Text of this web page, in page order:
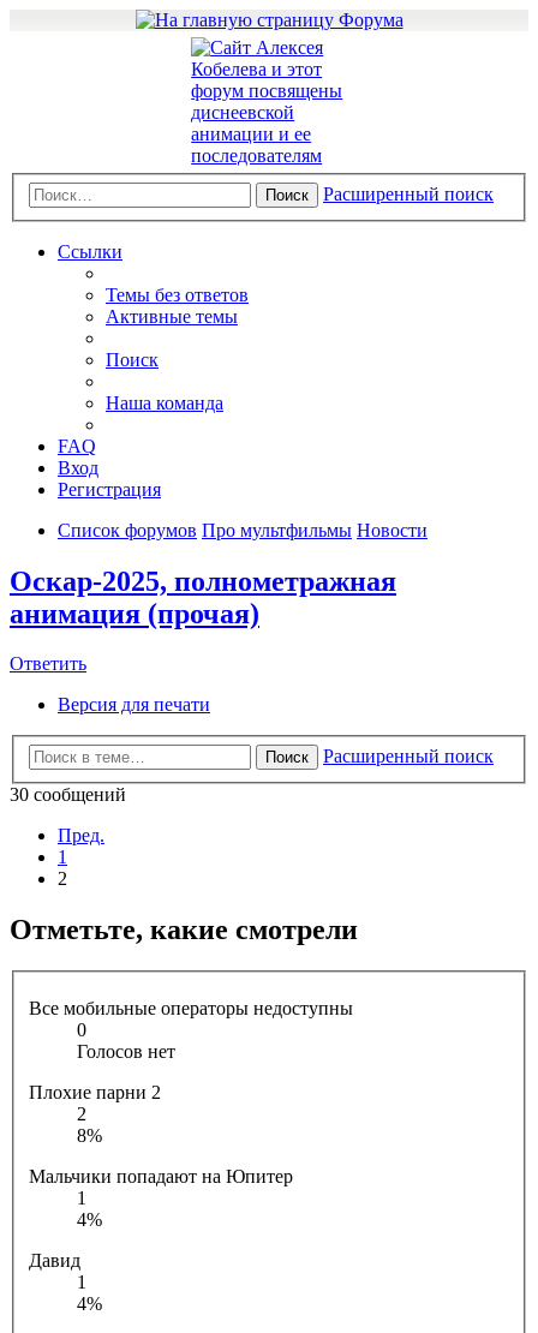
Поиск Расширенный поиск
Ссылки
Темы без ответов
Активные темы
Поиск
Наша команда
FAQ
Вход
Регистрация
Список форумов Про мультфильмы Новости
Оскар-2025, полнометражная
анимация (прочая)
Ответить
Версия для печати
Поиск
Расширенный поиск
30 сообщений
Пред.
1
2
Отметьте, какие смотрели
Все мобильные операторы недоступны
0
Голосов нет
Плохие парни 2
2
8%
Мальчики попадают на Юпитер
1
4%
Давид
1
4%